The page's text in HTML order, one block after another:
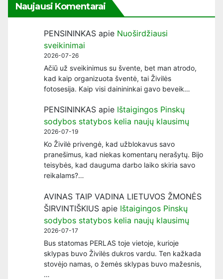
Naujausi Komentarai
PENSININKAS apie Nuoširdžiausi
sveikinimai
2026-07-26
Ačiū už sveikinimus su švente, bet man atrodo,
kad kaip organizuota šventė, tai Živilės
fotosesija. Kaip visi dainininkai gavo beveik…
PENSININKAS apie Ištaigingos Pinskų
sodybos statybos kelia naujų klausimų
2026-07-19
Ko Živilė privengė, kad užblokavus savo
pranešimus, kad niekas komentarų nerašytų. Bijo
teisybės, kad dauguma darbo laiko skiria savo
reikalams?…
AVINAS TAIP VADINA LIETUVOS ŽMONĖS
ŠIRVINTIŠKIUS apie Ištaigingos Pinskų
sodybos statybos kelia naujų klausimų
2026-07-17
Bus statomas PERLAS toje vietoje, kurioje
sklypas buvo Živilės dukros vardu. Ten kažkada
stovėjo namas, o žemės sklypas buvo mažesnis,
…